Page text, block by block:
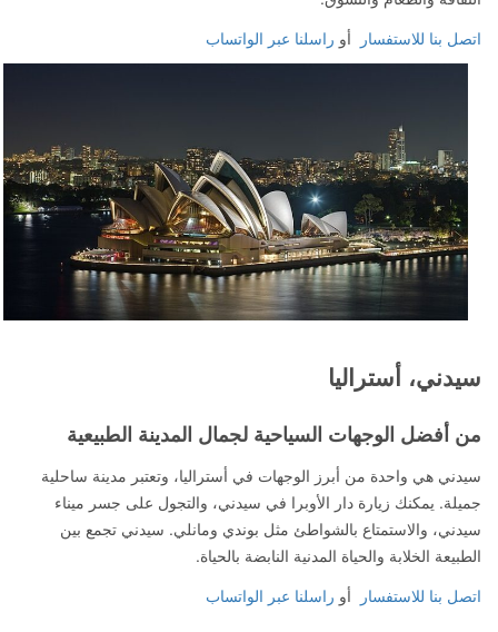
اتصل بنا للاستفسار
أو راسلنا عبر الواتساب
سيدني، أستراليا
من أفضل الوجهات السياحية لجمال المدينة الطبيعية
سيدني هي واحدة من أبرز الوجهات في أستراليا، وتعتبر مدينة ساحلية
جميلة. يمكنك زيارة دار الأوبرا في سيدني، والتجول على جسر ميناء
سيدني، والاستمتاع بالشواطئ مثل بوندي ومانلي. سيدني تجمع بين
الطبيعة الخلابة والحياة المدنية النابضة بالحياة.
اتصل بنا للاستفسار
أو راسلنا عبر الواتساب